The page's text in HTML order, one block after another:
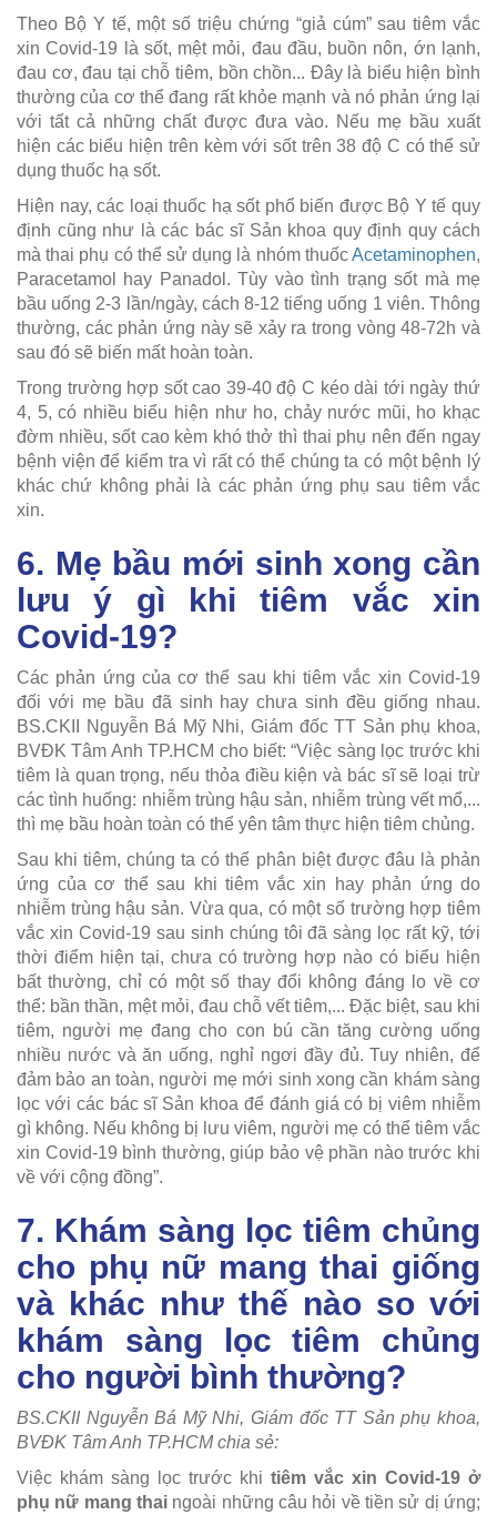
Theo Bộ Y tế, một số triệu chứng “giả cúm” sau tiêm vắc
xin Covid-19 là sốt, mệt mỏi, đau đầu, buồn nôn, ớn lạnh,
đau cơ, đau tại chỗ tiêm, bồn chồn... Đây là biểu hiện bình
thường của cơ thể đang rất khỏe mạnh và nó phản ứng lại
với tất cả những chất được đưa vào. Nếu mẹ bầu xuất
hiện các biểu hiện trên kèm với sốt trên 38 độ C có thể sử
dụng thuốc hạ sốt.
Hiện nay, các loại thuốc hạ sốt phổ biến được Bộ Y tế quy
định cũng như là các bác sĩ Sản khoa quy định quy cách
mà thai phụ có thể sử dụng là nhóm thuốcAcetaminophen,
Paracetamol hay Panadol. Tùy vào tình trạng sốt mà mẹ
bầu uống 2-3 lần/ngày, cách 8-12 tiếng uống 1 viên. Thông
thường, các phản ứng này sẽ xảy ra trong vòng 48-72h và
sau đó sẽ biến mất hoàn toàn.
Trong trường hợp sốt cao 39-40 độ C kéo dài tới ngày thứ
4, 5, có nhiều biểu hiện như ho, chảy nước mũi, ho khạc
đờm nhiều, sốt cao kèm khó thở thì thai phụ nên đến ngay
bệnh viện để kiểm tra vì rất có thể chúng ta có một bệnh lý
khác chứ không phải là các phản ứng phụ sau tiêm vắc
xin.
6. Mẹ bầu mới sinh xong cần
lưu ý gì khi tiêm vắc xin
Covid-19?
Các phản ứng của cơ thể sau khi tiêm vắc xin Covid-19
đối với mẹ bầu đã sinh hay chưa sinh đều giống nhau.
BS.CKII Nguyễn Bá Mỹ Nhi, Giám đốc TT Sản phụ khoa,
BVĐK Tâm Anh TP.HCM cho biết: “Việc sàng lọc trước khi
tiêm là quan trọng, nếu thỏa điều kiện và bác sĩ sẽ loại trừ
các tình huống: nhiễm trùng hậu sản, nhiễm trùng vết mổ,...
thì mẹ bầu hoàn toàn có thể yên tâm thực hiện tiêm chủng.
Sau khi tiêm, chúng ta có thể phân biệt được đâu là phản
ứng của cơ thể sau khi tiêm vắc xin hay phản ứng do
nhiễm trùng hậu sản. Vừa qua, có một số trường hợp tiêm
vắc xin Covid-19 sau sinh chúng tôi đã sàng lọc rất kỹ, tới
thời điểm hiện tại, chưa có trường hợp nào có biểu hiện
bất thường, chỉ có một số thay đổi không đáng lo về cơ
thể: bần thần, mệt mỏi, đau chỗ vết tiêm,... Đặc biệt, sau khi
tiêm, người mẹ đang cho con bú cần tăng cường uống
nhiều nước và ăn uống, nghỉ ngơi đầy đủ. Tuy nhiên, để
đảm bảo an toàn, người mẹ mới sinh xong cần khám sàng
lọc với các bác sĩ Sản khoa để đánh giá có bị viêm nhiễm
gì không. Nếu không bị lưu viêm, người mẹ có thể tiêm vắc
xin Covid-19 bình thường, giúp bảo vệ phần nào trước khi
về với cộng đồng”.
7. Khám sàng lọc tiêm chủng
cho phụ nữ mang thai giống
và khác như thế nào so với
khám sàng lọc tiêm chủng
cho người bình thường?
BS.CKII Nguyễn Bá Mỹ Nhi, Giám đốc TT Sản phụ khoa,
BVĐK Tâm Anh TP.HCM chia sẻ:
Việc khám sàng lọc trước khi tiêm vắc xin Covid-19 ở
phụ nữ mang thai ngoài những câu hỏi về tiền sử dị ứng;